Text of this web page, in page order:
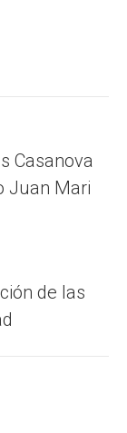
Casanova
Juan Mari
de las